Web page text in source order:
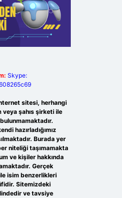
Skype:
sitesi, herhangi
şahıs şirketi ile
hazırladığımız
Burada yer
niteliği taşımamakta
ve kişiler hakkında
Gerçek
isim benzerlikleri
Sitemizdeki
ve tavsiye